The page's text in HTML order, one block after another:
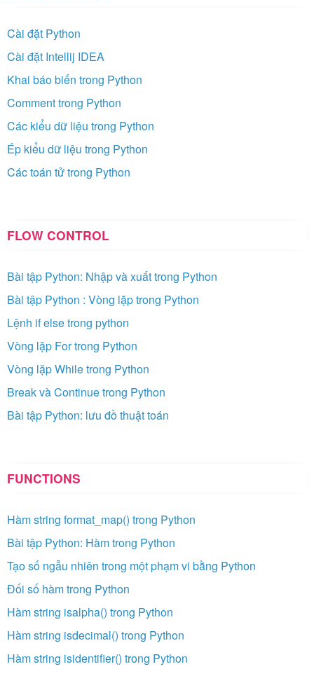
Cài đặt Python
Cài đặt Intellij IDEA
Khai báo biến trong Python
Comment trong Python
Các kiểu dữ liệu trong Python
Ép kiểu dữ liệu trong Python
Các toán tử trong Python
FLOW CONTROL
Bài tập Python: Nhập và xuất trong Python
Bài tập Python : Vòng lặp trong Python
Lệnh if else trong python
Vòng lặp For trong Python
Vòng lặp While trong Python
Break và Continue trong Python
Bài tập Python: lưu đồ thuật toán
FUNCTIONS
Hàm string format_map() trong Python
Bài tập Python: Hàm trong Python
Tạo số ngẫu nhiên trong một phạm vi bằng Python
Đối số hàm trong Python
Hàm string isalpha() trong Python
Hàm string isdecimal() trong Python
Hàm string isidentifier() trong Python